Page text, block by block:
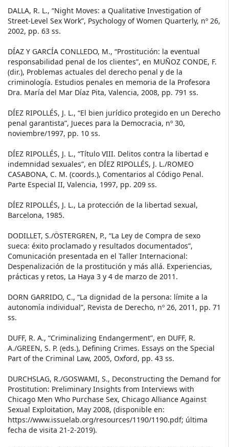
DALLA, R. L., “Night Moves: a Qualitative Investigation of
Street-Level Sex Work”, Psychology of Women Quarterly, nº 26,
2002, pp. 63 ss.
DÍAZ Y GARCÍA CONLLEDO, M., “Prostitución: la eventual
responsabilidad penal de los clientes”, en MUÑOZ CONDE, F.
(dir.), Problemas actuales del derecho penal y de la
criminología. Estudios penales en memoria de la Profesora
Dra. María del Mar Díaz Pita, Valencia, 2008, pp. 791 ss.
DÍEZ RIPOLLÉS, J. L., “El bien jurídico protegido en un Derecho
penal garantista”, Jueces para la Democracia, nº 30,
noviembre/1997, pp. 10 ss.
DÍEZ RIPOLLÉS, J. L., “Título VIII. Delitos contra la libertad e
indemnidad sexuales”, en DÍEZ RIPOLLÉS, J. L./ROMEO
CASABONA, C. M. (coords.), Comentarios al Código Penal.
Parte Especial II, Valencia, 1997, pp. 209 ss.
DÍEZ RIPOLLÉS, J. L., La protección de la libertad sexual,
Barcelona, 1985.
DODILLET, S./ÖSTERGREN, P., “La Ley de Compra de sexo
sueca: éxito proclamado y resultados documentados”,
Comunicación presentada en el Taller Internacional:
Despenalización de la prostitución y más allá. Experiencias,
prácticas y retos, La Haya 3 y 4 de marzo de 2011.
DORN GARRIDO, C., “La dignidad de la persona: límite a la
autonomía individual”, Revista de Derecho, nº 26, 2011, pp. 71
ss.
DUFF, R. A., “Criminalizing Endangerment”, en DUFF, R.
A./GREEN, S. P. (eds.), Defining Crimes. Essays on the Special
Part of the Criminal Law, 2005, Oxford, pp. 43 ss.
DURCHSLAG, R./GOSWAMI, S., Deconstructing the Demand for
Prostitution: Preliminary Insights from Interviews with
Chicago Men Who Purchase Sex, Chicago Alliance Against
Sexual Exploitation, May 2008, (disponible en:
https://www.issuelab.org/resources/1190/1190.pdf; última
fecha de visita 21-2-2019).